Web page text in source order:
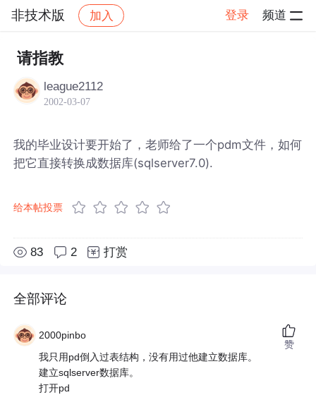
非技术版 加入 登录 频道
社区
请指教
league2112
2002-03-07
我的毕业设计要开始了，老师给了一个pdm文件，如何
把它直接转换成数据库(sqlserver7.0).
给本帖投票
83 2 打赏
全部评论
2000pinbo
我只用pd倒入过表结构，没有用过他建立数据库。
建立sqlserver数据库。
打开pd
赞